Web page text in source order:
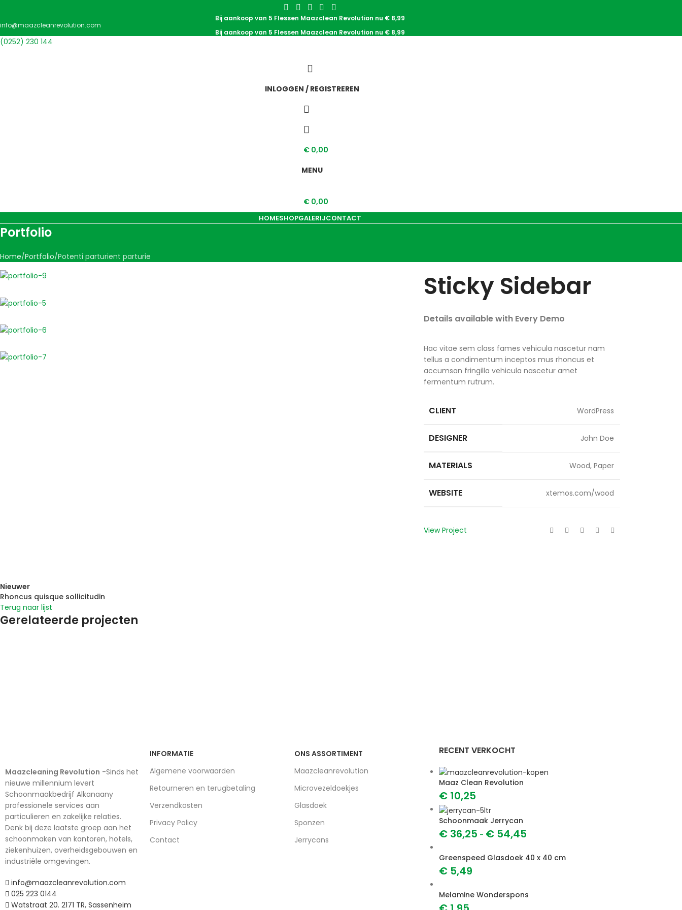
Bij aankoop van 5 Flessen Maazclean Revolution nu € 8,99
info@maazcleanrevolution.com
Bij aankoop van 5 Flessen Maazclean Revolution nu € 8,99
(0252) 230 144
INLOGGEN / REGISTREREN
€ 0,00
MENU
€ 0,00
HOMESHOPGALERIJCONTACT
Portfolio
Home Portfolio Potenti parturient parturie
Sticky Sidebar
Details available with Every Demo
Hac vitae sem class fames vehicula nascetur nam
tellus a condimentum inceptos mus rhoncus et
accumsan fringilla vehicula nascetur amet
fermentum rutrum.
CLIENT WordPress
DESIGNER John Doe
MATERIALS Wood, Paper
WEBSITE xtemos.com/wood
View Project
Nieuwer
Rhoncus quisque sollicitudin
Terug naar lijst
Gerelateerde projecten
Maazcleaning Revolution -Sinds het
nieuwe millennium levert
Schoonmaakbedrijf Alkanaany
professionele services aan
particulieren en zakelijke relaties.
Denk bij deze laatste groep aan het
schoonmaken van kantoren, hotels,
ziekenhuizen, overheidsgebouwen en
industriële omgevingen.
info@maazcleanrevolution.com
025 223 0144
Watstraat 20. 2171 TR, Sassenheim
INFORMATIE
Algemene voorwaarden
Retourneren en terugbetaling
Verzendkosten
Privacy Policy
Contact
ONS ASSORTIMENT
Maazcleanrevolution
Microvezeldoekjes
Glasdoek
Sponzen
Jerrycans
RECENT VERKOCHT
Maaz Clean Revolution
€ 10,25
Schoonmaak Jerrycan
€ 36,25 - € 54,45
Greenspeed Glasdoek 40 x 40 cm
€ 5,49
Melamine Wonderspons